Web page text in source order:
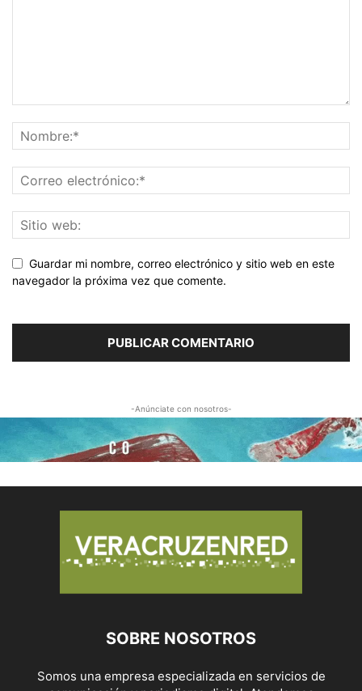
Guardar mi nombre, correo electrónico y sitio web en este
navegador la próxima vez que comente.
-Anúnciate con nosotros-
SOBRE NOSOTROS
Somos una empresa especializada en servicios de